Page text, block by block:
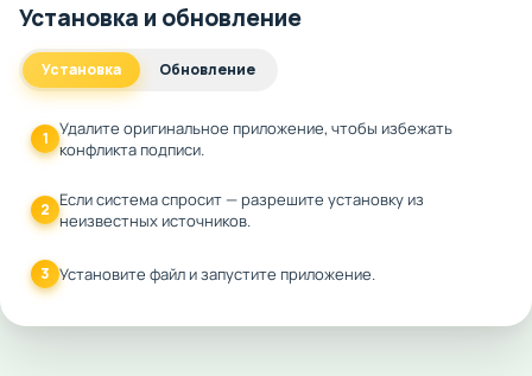
Установка и обновление
Установка Обновление
1 Удалите оригинальное приложение, чтобы избежать
конфликта подписи.
2 Если система спросит — разрешите установку из
неизвестных источников.
3 Установите файл и запустите приложение.